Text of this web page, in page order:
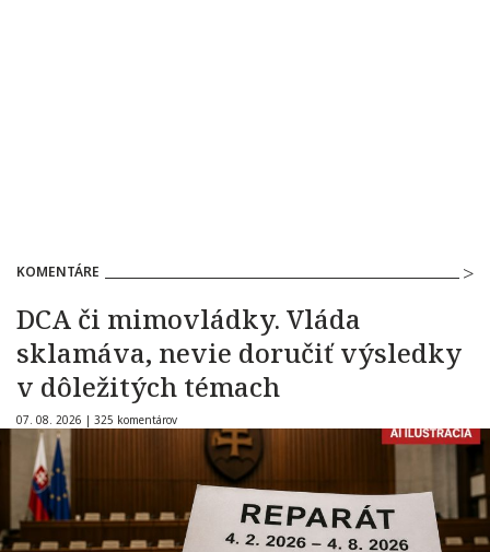
KOMENTÁRE
DCA či mimovládky. Vláda
sklamáva, nevie doručiť výsledky
v dôležitých témach
07. 08. 2026 | 325 komentárov